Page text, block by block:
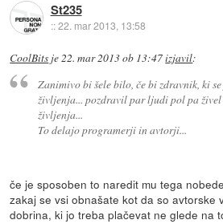
St235
::22. mar 2013, 13:58
CoolBits je22. mar 2013 ob 13:47izjavil:
Zanimivo bi šele bilo, če bi zdravnik, ki
življenja... pozdravil par ljudi pol pa
življenja...
To delajo programerji in avtorji...
če je sposoben to naredit mu tega
zakaj se vsi obnašate kot da so avtorske
dobrina, ki jo treba plačevat ne glede na